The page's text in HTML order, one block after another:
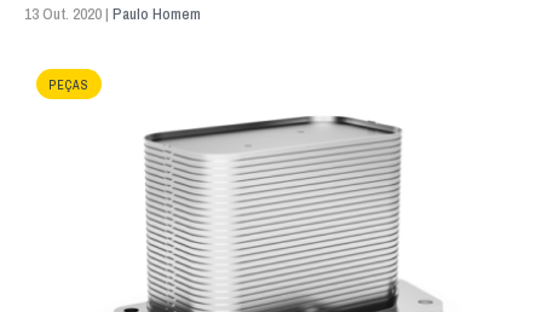
13 Out. 2020 | Paulo Homem
PEÇAS